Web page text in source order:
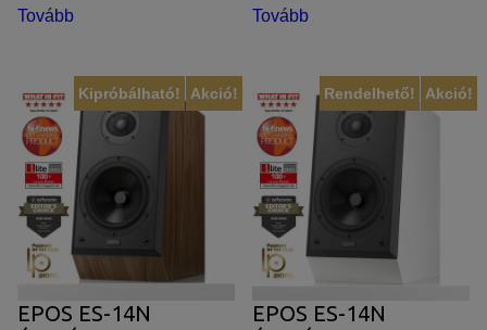
Tovább Tovább
Akció!
Kipróbálható!
EPOS ES-14N
Akció!
Rendelhető!
EPOS ES-14N